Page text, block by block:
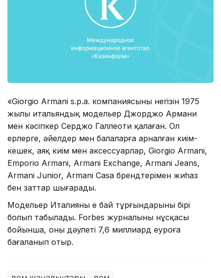
«Giorgio Armani s.p.a. компаниясының негізін 1975
жылы итальяндық модельер Джорджо Армани
мен кәсіпкер Серджо Галлеоти қалаған. Ол
ерлерге, әйелдер мен балаларға арналған киім-
кешек, аяқ киім мен аксессуарлар, Giorgio Armani,
Emporio Armani, Armani Exchange, Armani Jeans,
Armani Junior, Armani Casa брендтерімен жиһаз
бен заттар шығарады.
Модельер Италияның ең бай тұрғындарының бірі
болып табылады. Forbes журналының нұсқасы
бойынша, оның дәулеті 7,6 миллиард еуроға
бағаланып отыр.